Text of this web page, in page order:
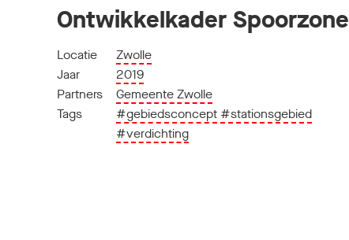
Ontwikkelkader Spoorzone
Locatie
Zwolle
Jaar
2019
Partners
Gemeente Zwolle
Tags
#gebiedsconcept #stationsgebied
#verdichting